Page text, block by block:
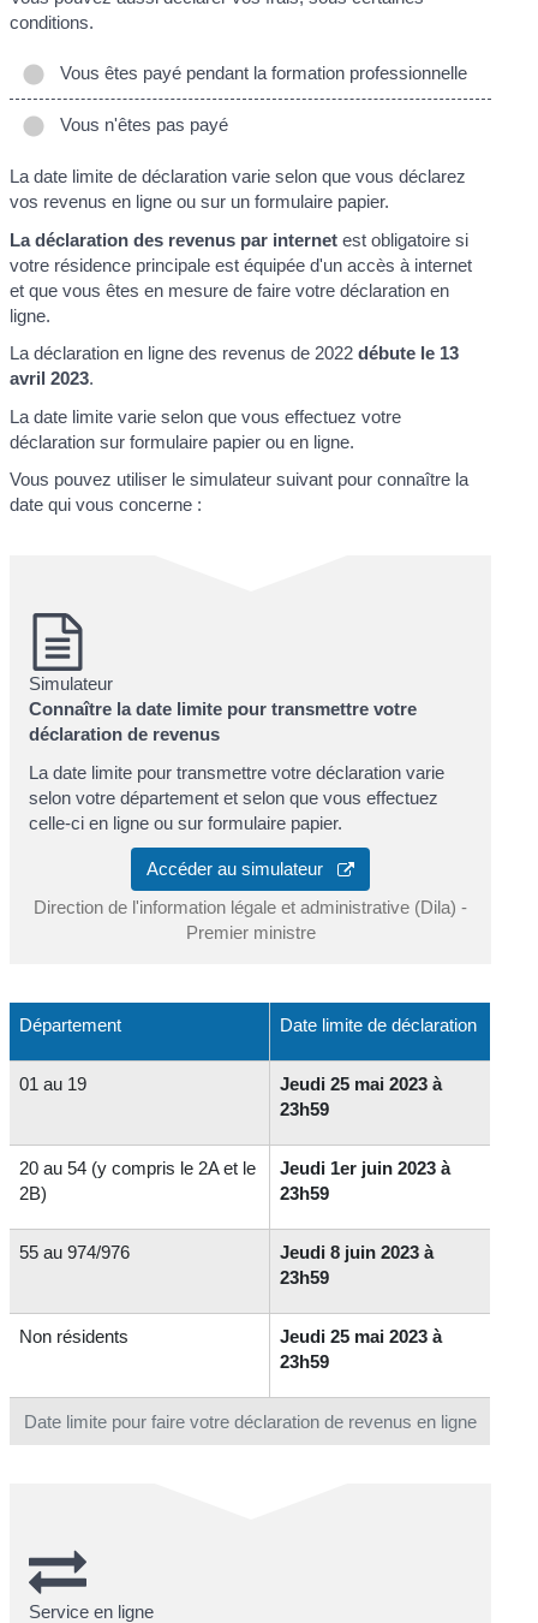
conditions.
Vous êtes payé pendant la formation professionnelle
Vous n'êtes pas payé
La date limite de déclaration varie selon que vous déclarez
vos revenus en ligne ou sur un formulaire papier.
La déclaration des revenus par internet est obligatoire si
votre résidence principale est équipée d'un accès à internet
et que vous êtes en mesure de faire votre déclaration en
ligne.
La déclaration en ligne des revenus de 2022débute le 13
avril 2023.
La date limite varie selon que vous effectuez votre
déclaration sur formulaire papier ou en ligne.
Vous pouvez utiliser le simulateur suivant pour connaître la
date qui vous concerne :
Simulateur
Connaître la date limite pour transmettre votre
déclaration de revenus
La date limite pour transmettre votre déclaration varie
selon votre département et selon que vous effectuez
celle-ci en ligne ou sur formulaire papier.
Accéder au simulateur
Direction de l'information légale et administrative (Dila) -
Premier ministre
Date limite pour faire votre déclaration de revenus en ligne
Département Date limite de déclaration
01 au 19
Jeudi 25 mai 2023 à
23h59
20 au 54 (y compris le 2A et le
2B)
Jeudi 1er juin 2023 à
23h59
55 au 974/976
Jeudi 8 juin 2023 à
23h59
Non résidents
Jeudi 25 mai 2023 à
23h59
Service en ligne